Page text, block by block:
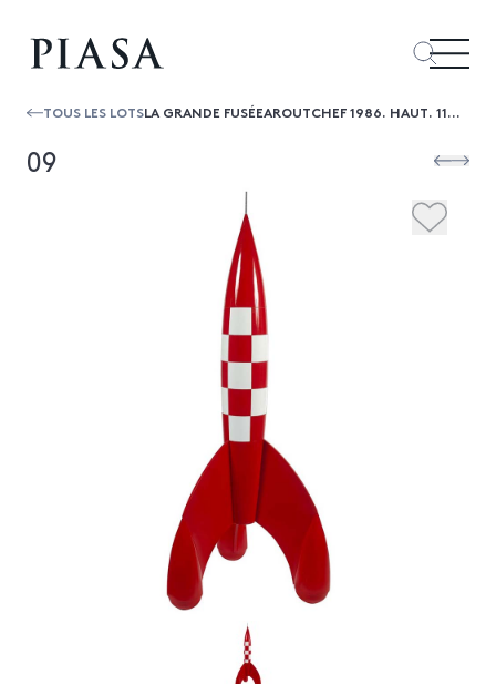
TOUS LES LOTS LA GRANDE FUSÉEAROUTCHEF 1986. HAUT. 114 CM.
09